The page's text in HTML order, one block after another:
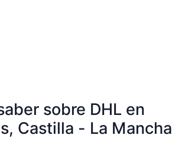
sobre DHL en
Castilla - La Mancha